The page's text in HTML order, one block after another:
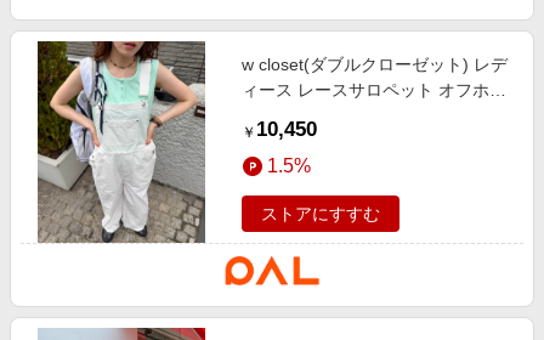
w closet(ダブルクローゼット) レデ
ィース レースサロペット オフホワ
￥ 10,450
1.5%
ストアにすすむ